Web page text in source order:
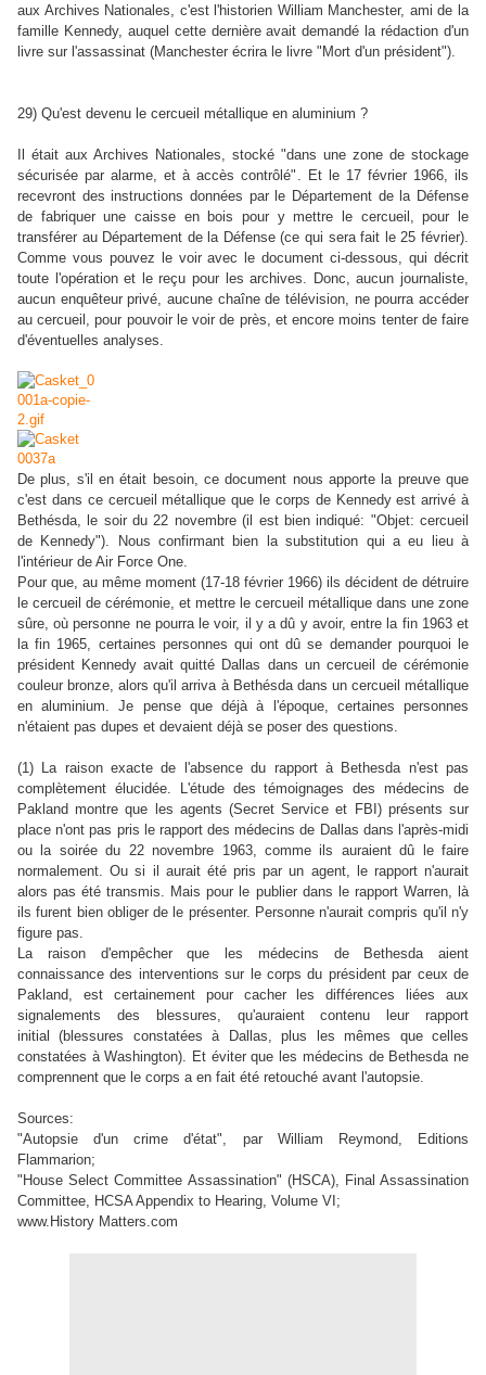
aux Archives Nationales, c'est l'historien William Manchester, ami de la
famille Kennedy, auquel cette dernière avait demandé la rédaction d'un
livre sur l'assassinat (Manchester écrira le livre "Mort d'un président").
29) Qu'est devenu le cercueil métallique en aluminium ?
Il était aux Archives Nationales, stocké "dans une zone de stockage
sécurisée par alarme, et à accès contrôlé" . Et le 17 février 1966, ils
recevront des instructions données par le Département de la Défense
de fabriquer une caisse en bois pour y mettre le cercueil, pour le
transférer au Département de la Défense (ce qui sera fait le 25 février).
Comme vous pouvez le voir avec le document ci-dessous, qui décrit
toute l'opération et le reçu pour les archives. Donc, aucun journaliste,
aucun enquêteur privé, aucune chaîne de télévision, ne pourra accéder
au cercueil, pour pouvoir le voir de près, et encore moins tenter de faire
d'éventuelles analyses.
De plus, s'il en était besoin, ce document nous apporte la preuve que
c'est dans ce cercueil métallique que le corps de Kennedy est arrivé à
Bethésda, le soir du 22 novembre (il est bien indiqué: "Objet: cercueil
de Kennedy"). Nous confirmant bien la substitution qui a eu lieu à
l'intérieur de Air Force One.
Pour que, au même moment (17-18 février 1966) ils décident de détruire
le cercueil de cérémonie, et mettre le cercueil métallique dans une zone
sûre, où personne ne pourra le voir, il y a dû y avoir, entre la fin 1963 et
la fin 1965, certaines personnes qui ont dû se demander pourquoi le
président Kennedy avait quitté Dallas dans un cercueil de cérémonie
couleur bronze, alors qu'il arriva à Bethésda dans un cercueil métallique
en aluminium. Je pense que déjà à l'époque, certaines personnes
n'étaient pas dupes et devaient déjà se poser des questions.
(1) La raison exacte de l'absence du rapport à Bethesda n'est pas
complètement élucidée. L'étude des témoignages des médecins de
Pakland montre que les agents (Secret Service et FBI) présents sur
place n'ont pas pris le rapport des médecins de Dallas dans l'après-midi
ou la soirée du 22 novembre 1963, comme ils auraient dû le faire
normalement. Ou si il aurait été pris par un agent, le rapport n'aurait
alors pas été transmis. Mais pour le publier dans le rapport Warren, là
ils furent bien obliger de le présenter. Personne n'aurait compris qu'il n'y
figure pas.
La raison d'empêcher que les médecins de Bethesda aient
connaissance des interventions sur le corps du président par ceux de
Pakland, est certainement pour cacher les différences liées aux
signalements des blessures, qu'auraient contenu leur rapport
initial (blessures constatées à Dallas, plus les mêmes que celles
constatées à Washington). Et éviter que les médecins de Bethesda ne
comprennent que le corps a en fait été retouché avant l'autopsie.
Sources:
"Autopsie d'un crime d'état", par William Reymond, Editions
Flammarion;
"House Select Committee Assassination" (HSCA), Final Assassination
Committee, HCSA Appendix to Hearing, Volume VI;
www.History Matters.com